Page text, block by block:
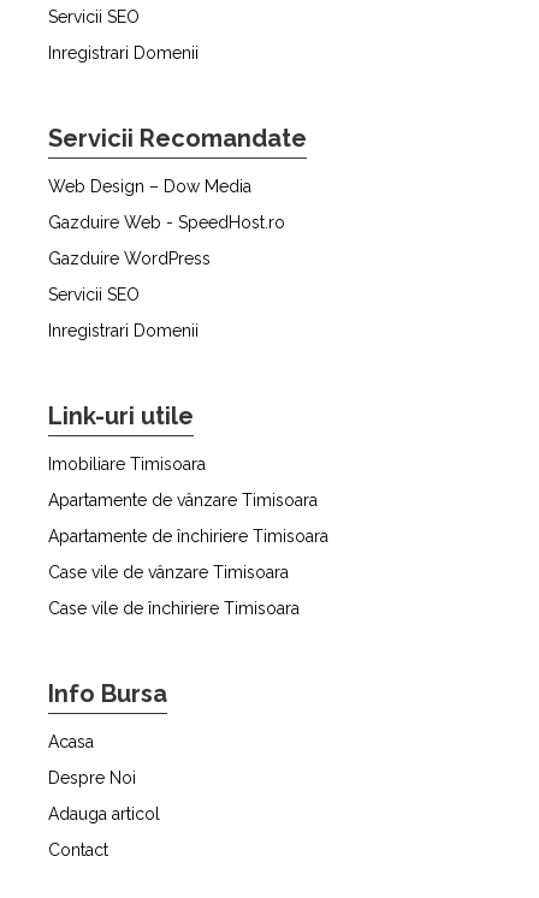
Servicii SEO
Inregistrari Domenii
Servicii Recomandate
Web Design – Dow Media
Gazduire Web - SpeedHost.ro
Gazduire WordPress
Servicii SEO
Inregistrari Domenii
Link-uri utile
Imobiliare Timisoara
Apartamente de vânzare Timisoara
Apartamente de închiriere Timisoara
Case vile de vânzare Timisoara
Case vile de închiriere Timisoara
Info Bursa
Acasa
Despre Noi
Adauga articol
Contact